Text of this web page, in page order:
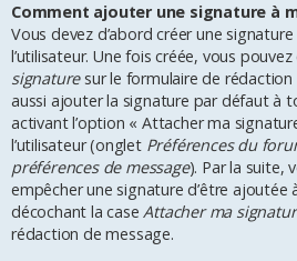
Comment ajouter une signature à
Vous devez d’abord créer une
l’utilisateur. Une fois créée, vous
signaturesur le formulaire de rédaction
aussi ajouter la signature par défaut à
activant l’option « Attacher ma
l’utilisateur (onglet Préférences du
préférences de message). Par la suite,
empêcher une signature d’être ajoutée
décochant la caseAttacher ma
rédaction de message.